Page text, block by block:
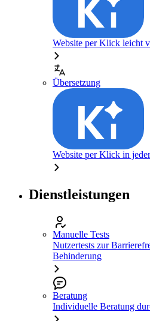
Website per Klick leicht
Übersetzung
Website per Klick in
Dienstleistungen
Manuelle Tests
Nutzertests zur
Behinderung
Beratung
Individuelle Beratung